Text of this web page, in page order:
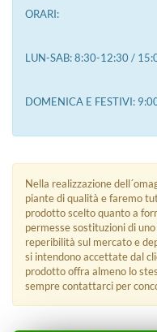
ORARI:
LUN-SAB: 8:30-12:30 /
DOMENICA E FESTIVI:
Nella realizzazione
piante di qualità e faremo
prodotto scelto quanto a
permesse sostituzioni di
reperibilità sul mercato e
si intendono accettate dal
prodotto offra almeno lo
sempre contattarci per